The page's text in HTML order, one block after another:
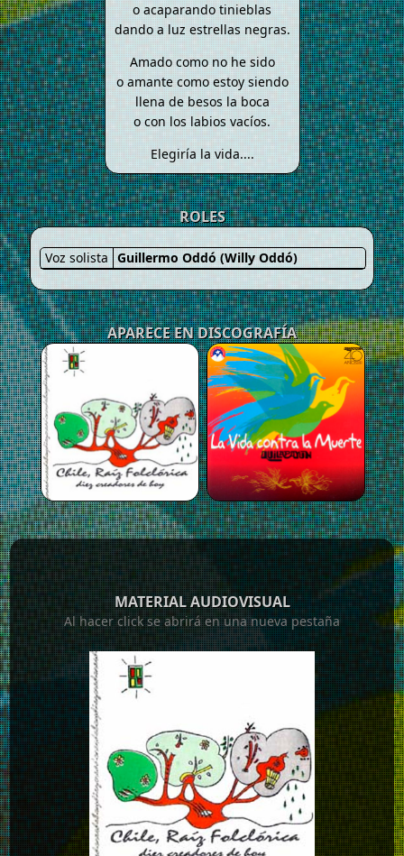
o acaparando tinieblas
dando a luz estrellas negras.
Amado como no he sido
o amante como estoy siendo
llena de besos la boca
o con los labios vacíos.
Elegiría la vida....
ROLES
Voz solista Guillermo Oddó (Willy Oddó)
APARECE EN DISCOGRAFÍA
MATERIAL AUDIOVISUAL
Al hacer click se abrirá en una nueva pestaña